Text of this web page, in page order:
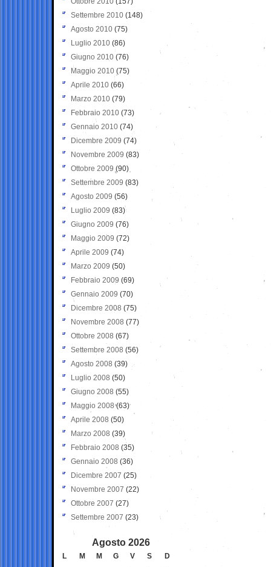
Settembre 2010 (148)
Agosto 2010 (75)
Luglio 2010 (86)
Giugno 2010 (76)
Maggio 2010 (75)
Aprile 2010 (66)
Marzo 2010 (79)
Febbraio 2010 (73)
Gennaio 2010 (74)
Dicembre 2009 (74)
Novembre 2009 (83)
Ottobre 2009 (90)
Settembre 2009 (83)
Agosto 2009 (56)
Luglio 2009 (83)
Giugno 2009 (76)
Maggio 2009 (72)
Aprile 2009 (74)
Marzo 2009 (50)
Febbraio 2009 (69)
Gennaio 2009 (70)
Dicembre 2008 (75)
Novembre 2008 (77)
Ottobre 2008 (67)
Settembre 2008 (56)
Agosto 2008 (39)
Luglio 2008 (50)
Giugno 2008 (55)
Maggio 2008(63)
Aprile 2008 (50)
Marzo 2008 (39)
Febbraio 2008 (35)
Gennaio 2008 (36)
Dicembre 2007 (25)
Novembre 2007 (22)
Ottobre 2007 (27)
Settembre 2007 (23)
Agosto 2026
L M M G V S
D